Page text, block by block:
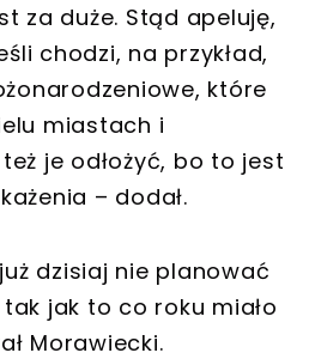
za duże. Stąd apeluję,
chodzi, na przykład,
które
miastach i
je odłożyć, bo to jest
– dodał.
dzisiaj nie planować
jak to co roku miało
Morawiecki.